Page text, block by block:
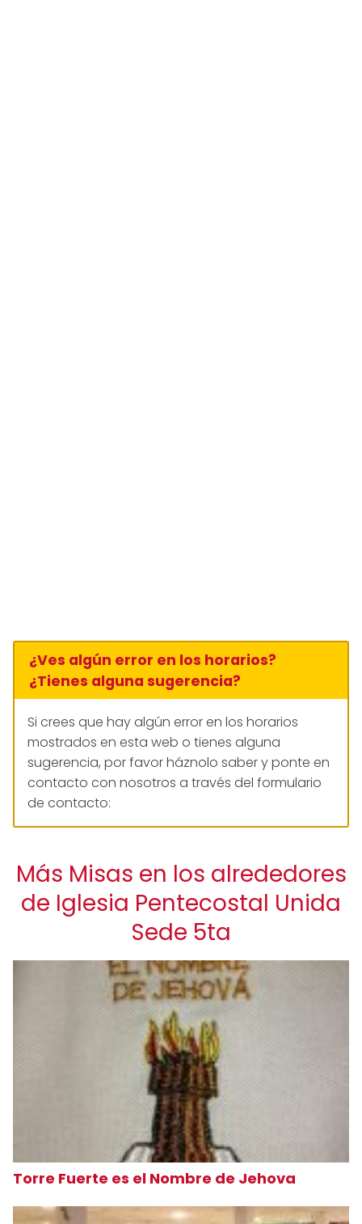
¿Ves algún error en los horarios?
¿Tienes alguna sugerencia?
Si crees que hay algún error en los horarios
mostrados en esta web o tienes alguna
sugerencia, por favor háznolo saber y ponte en
contacto con nosotros a través del formulario
de contacto:
Más Misas en los alrededores
de Iglesia Pentecostal Unida
Sede 5ta
Torre Fuerte es el Nombre de Jehova